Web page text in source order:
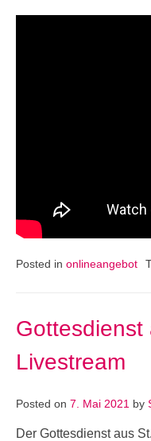
Posted in onlineangebot
Livestream
Posted on 7. Mai 2021 by
Der Gottesdienst aus